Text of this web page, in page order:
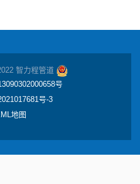
智力程管道
号
号-3
地图